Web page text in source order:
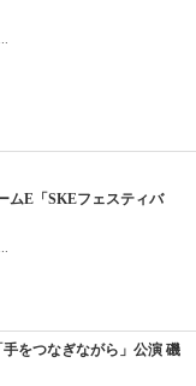
ムE「SKEフェスティバ
をつなぎながら」公演 磯